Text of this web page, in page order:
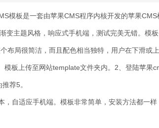
模板是一套由苹果CMS程序内核开发的苹果CMS
变主题风格，响应式手机端，测试完美无错。模
布局很简洁，而且配色相当独特，用户在下滑或
模板上传至网站template文件夹内。2、登陆苹果
荐5。
，自适应手机端。模板非常简单，安装方法都一